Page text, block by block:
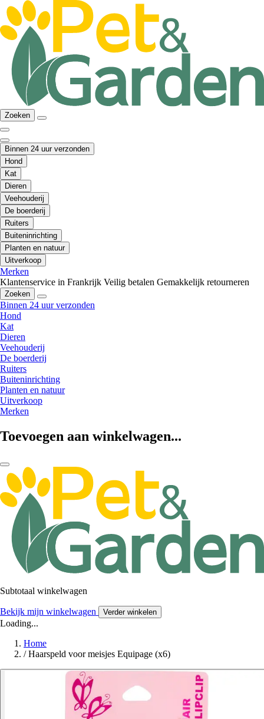
Zoeken
Binnen 24 uur verzonden
Hond
Kat
Dieren
Veehouderij
De boerderij
Ruiters
Buiteninrichting
Planten en natuur
Uitverkoop
Merken
Klantenservice in Frankrijk Veilig betalen Gemakkelijk retourneren
Zoeken
Binnen 24 uur verzonden
Hond
Kat
Dieren
Veehouderij
De boerderij
Ruiters
Buiteninrichting
Planten en natuur
Uitverkoop
Merken
Toevoegen aan winkelwagen...
Subtotaal winkelwagen
Bekijk mijn winkelwagen Verder winkelen
Loading...
Home
/ Haarspeld voor meisjes Equipage (x6)